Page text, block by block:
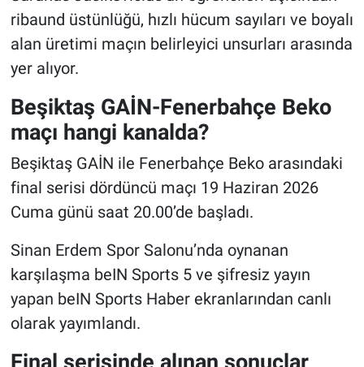
ribaund üstünlüğü, hızlı hücum sayıları ve boyalı
alan üretimi maçın belirleyici unsurları arasında
yer alıyor.
Beşiktaş GAİN-Fenerbahçe Beko
maçı hangi kanalda?
Beşiktaş GAİN ile Fenerbahçe Beko arasındaki
final serisi dördüncü maçı 19 Haziran 2026
Cuma günü saat 20.00’de başladı.
Sinan Erdem Spor Salonu’nda oynanan
karşılaşma beIN Sports 5 ve şifresiz yayın
yapan beIN Sports Haber ekranlarından canlı
olarak yayımlandı.
Final serisinde alınan sonuçlar